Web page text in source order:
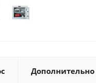
Дополнительно